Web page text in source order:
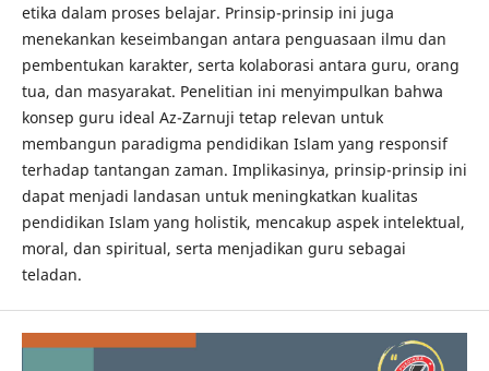
etika dalam proses belajar. Prinsip-prinsip ini juga
menekankan keseimbangan antara penguasaan ilmu dan
pembentukan karakter, serta kolaborasi antara guru, orang
tua, dan masyarakat. Penelitian ini menyimpulkan bahwa
konsep guru ideal Az-Zarnuji tetap relevan untuk
membangun paradigma pendidikan Islam yang responsif
terhadap tantangan zaman. Implikasinya, prinsip-prinsip ini
dapat menjadi landasan untuk meningkatkan kualitas
pendidikan Islam yang holistik, mencakup aspek intelektual,
moral, dan spiritual, serta menjadikan guru sebagai
teladan.